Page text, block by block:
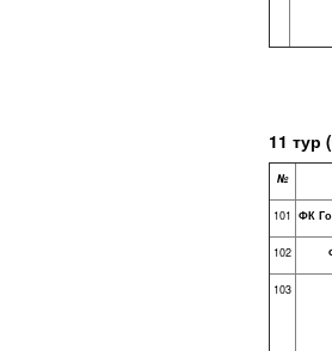
11 тур
№
101 ФК
102
103